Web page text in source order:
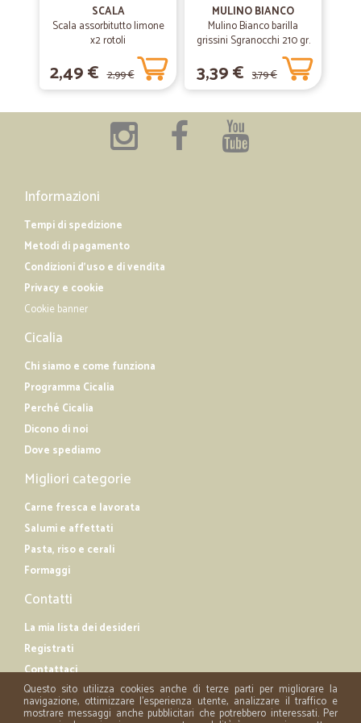
Ampia scelta, super veloci nella consegna anche nel periodo
natalizio. Ottima esperienza!!
23/03/2019
—Marina fiorella C.
Merce inviata molto celermente.
Merce inviata molto celermente.
Servizio impeccabile, spedizione rapida e puntuale, prodotti ben
imballati.
SCALA
Scala assorbitutto limone
x2 rotoli
2,49 € 2,99 €
MULINO BIANCO
Mulino Bianco barilla
grissini Sgranocchi 210 gr.
3,39 € 3,79 €
Informazioni
Tempi di spedizione
Metodi di pagamento
Condizioni d'uso e di vendita
Privacy e cookie
Cookie banner
Cicalia
Chi siamo e come funziona
Programma Cicalia
Perché Cicalia
Dicono di noi
Dove spediamo
Migliori categorie
Carne fresca e lavorata
Salumi e affettati
Pasta, riso e cerali
Formaggi
Contatti
La mia lista dei desideri
Registrati
Contattaci
Questo sito utilizza cookies anche di terze parti per migliorare la
navigazione, ottimizzare l'esperienza utente, analizzare il traffico e
mostrare messaggi anche pubblicitari che potrebbero interessati. Per